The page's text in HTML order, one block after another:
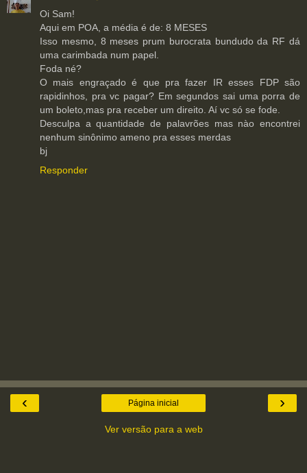
Oi Sam!
Aqui em POA, a média é de: 8 MESES
Isso mesmo, 8 meses prum burocrata bundudo da RF dá
uma carimbada num papel.
Foda né?
O mais engraçado é que pra fazer IR esses FDP são
rapidinhos, pra vc pagar? Em segundos sai uma porra de
um boleto,mas pra receber um direito. Aí vc só se fode.
Desculpa a quantidade de palavrões mas nào encontrei
nenhum sinônimo ameno pra esses merdas
bj
Responder
‹ ›
Página inicial
Ver versão para a web